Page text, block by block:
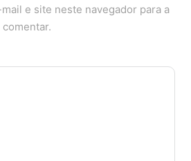
e site neste navegador para a